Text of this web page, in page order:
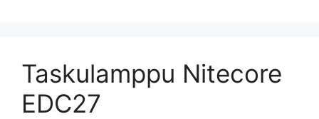
Taskulamppu Nitecore
EDC27